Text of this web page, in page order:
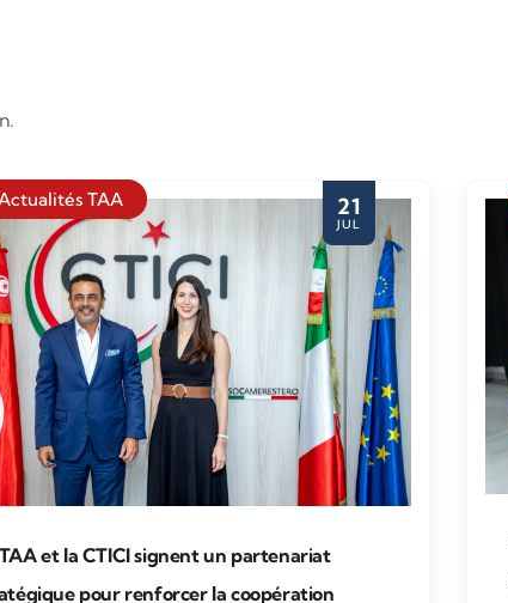
21
JUL
TAA
et la CTICI signent un partenariat
pour renforcer la coopération